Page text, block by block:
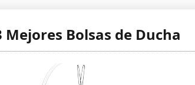
Mejores Bolsas de Ducha